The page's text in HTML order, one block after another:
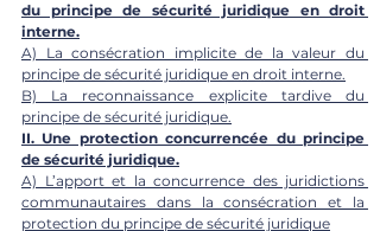
du principe de sécurité juridique en droit
interne.
A) La consécration implicite de la valeur du
principe de sécurité juridique en droit interne.
B) La reconnaissance explicite tardive du
principe de sécurité juridique.
II. Une protection concurrencée du principe
de sécurité juridique.
A) L’apport et la concurrence des juridictions
communautaires dans la consécration et la
protection du principe de sécurité juridique